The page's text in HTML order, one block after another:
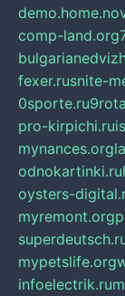
comp-land.org
fexer.rusnite-
0sporte.ru
pro-kirpichi.ru
mynances.org
odnokartinki.ru
oysters-
myremont.org
mypetslife.org
infoelectrik.ru